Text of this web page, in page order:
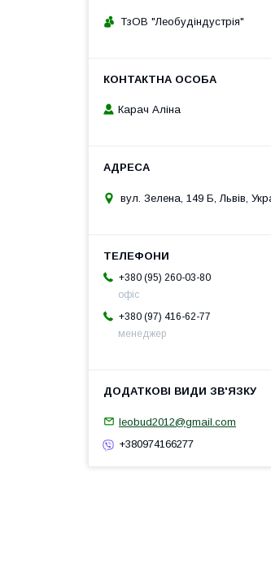
ТзОВ "Леобудіндустрія"
Карач Аліна
вул. Зелена, 149 Б, Львів,
+380 (95) 260-03-80
офіс
+380 (97) 416-62-77
менеджер
leobud2012@gmail.com
+380974166277